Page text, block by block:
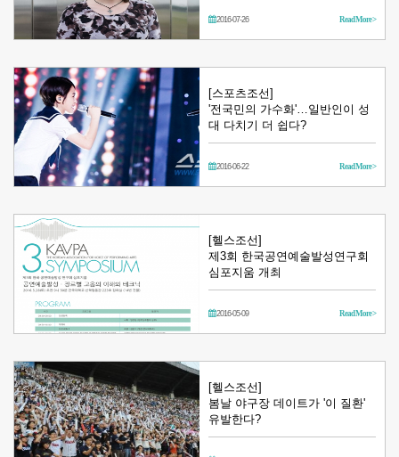
2016-07-26 Read More >
[스포츠조선]
'전국민의 가수화'…일반인이 성
대 다치기 더 쉽다?
2016-06-22 Read More >
[헬스조선]
제3회 한국공연예술발성연구회
심포지움 개최
2016-05-09 Read More >
[헬스조선]
봄날 야구장 데이트가 '이 질환'
유발한다?